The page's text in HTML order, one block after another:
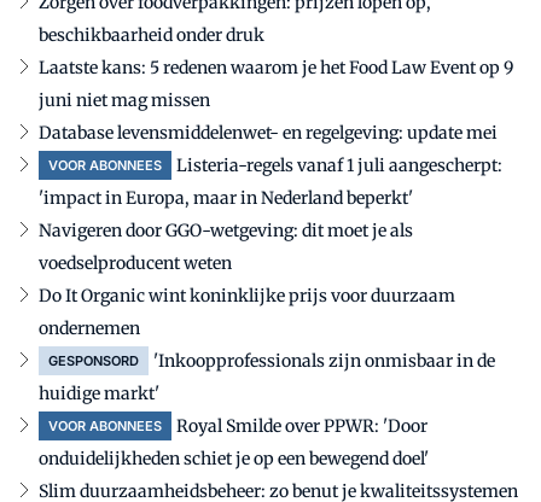
beschikbaarheid onder druk
Laatste kans: 5 redenen waarom je het Food Law Event op 9
juni niet mag missen
Database levensmiddelenwet- en regelgeving: update mei
VOOR ABONNEES
Listeria-regels vanaf 1 juli aangescherpt:
'impact in Europa, maar in Nederland beperkt'
Navigeren door GGO-wetgeving: dit moet je als
voedselproducent weten
Do It Organic wint koninklijke prijs voor duurzaam
ondernemen
GESPONSORD
'Inkoopprofessionals zijn onmisbaar in de
huidige markt'
VOOR ABONNEES
Royal Smilde over PPWR: 'Door
onduidelijkheden schiet je op een bewegend doel'
Slim duurzaamheidsbeheer: zo benut je kwaliteitssystemen